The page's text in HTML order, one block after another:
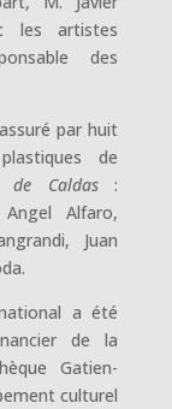
les artistes
des
par huit
de
de Caldas:
Alfaro,
Juan
a été
de la
Gatien-
culturel